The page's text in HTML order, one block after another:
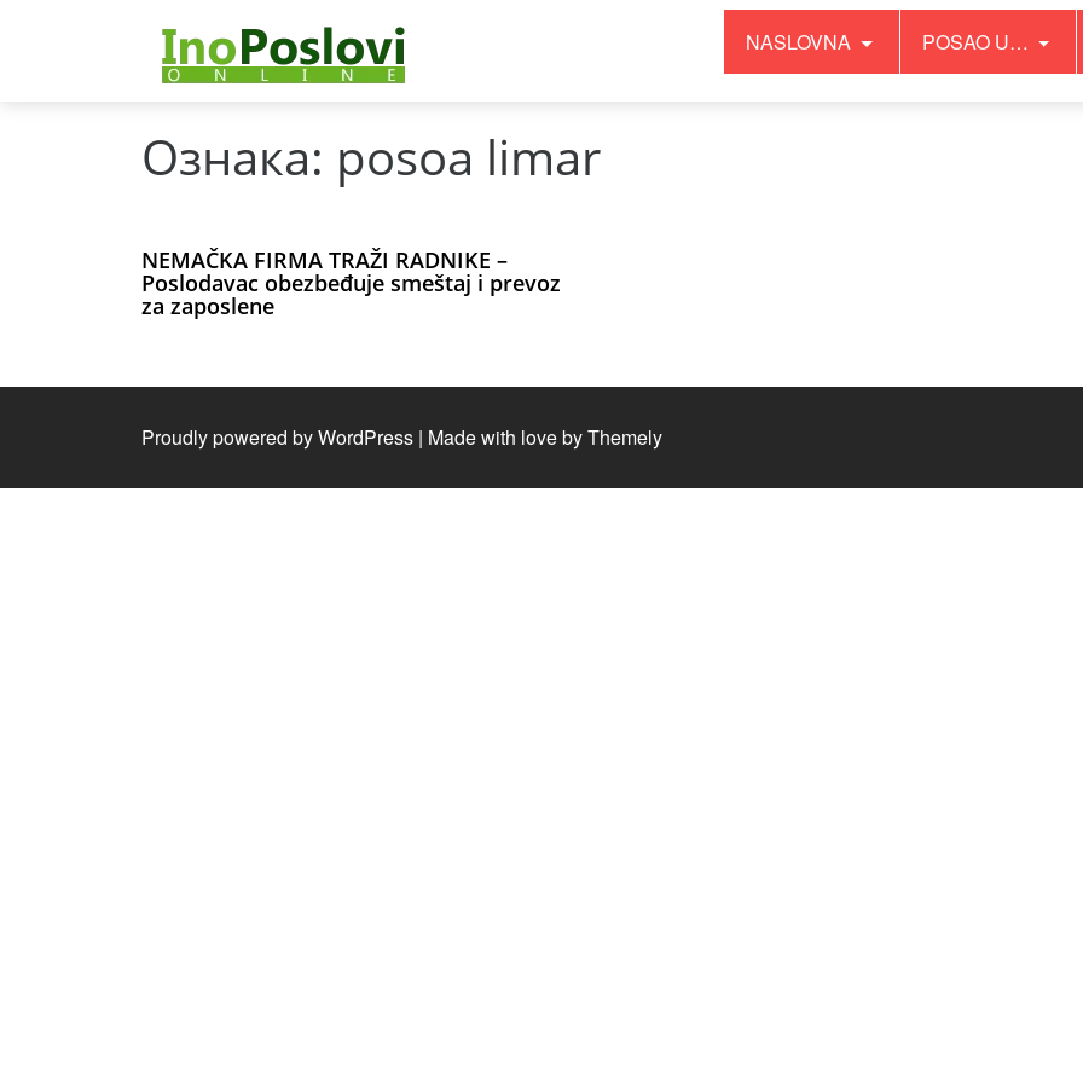
NASLOVNA POSAO U…
Ознака: posoa limar
NEMAČKA FIRMA TRAŽI RADNIKE –
Poslodavac obezbeđuje smeštaj i prevoz
za zaposlene
Proudly powered by WordPress | Made with love byThemely